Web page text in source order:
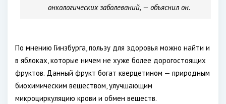
онкологических заболеваний, — объяснил он.
По мнению Гинзбурга, пользу для здоровья можно найти и
в яблоках, которые ничем не хуже более дорогостоящих
фруктов. Данный фрукт богат кверцетином — природным
биохимическим веществом, улучшающим
микроциркуляцию крови и обмен веществ.